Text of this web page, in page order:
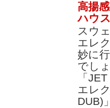
高揚
ハウ
スウ
エレ
妙に
でし
「
エレ
DUB)